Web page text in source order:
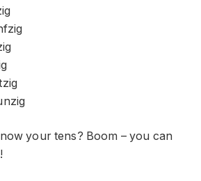
your tens? Boom – you can